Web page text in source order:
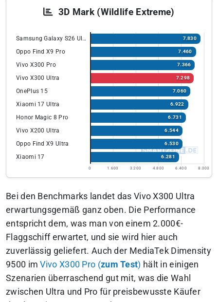
3D Mark (Wildlife Extreme)
Samsung Galaxy S26 Ultra 7.830
Oppo Find X9 Pro 7.460
Vivo X300 Pro 7.366
Vivo X300 Ultra 7.298
OnePlus 15 7.060
Xiaomi 17 Ultra 6.922
Honor Magic 8 Pro 6.731
Vivo X200 Ultra 6.544
Oppo Find X9 Ultra 6.530
Xiaomi 17 6.281
0 1.600 3.200 4.800 6.400 8.000
Bei den Benchmarks landet das Vivo X300 Ultra
erwartungsgemäß ganz oben. Die Performance
entspricht dem, was man von einem 2.000€-
Flaggschiff erwartet, und sie wird hier auch
zuverlässig geliefert. Auch der MediaTek Dimensity
9500 imVivo X300 Pro (zum Test) hält in einigen
Szenarien überraschend gut mit, was die Wahl
zwischen Ultra und Pro für preisbewusste Käufer